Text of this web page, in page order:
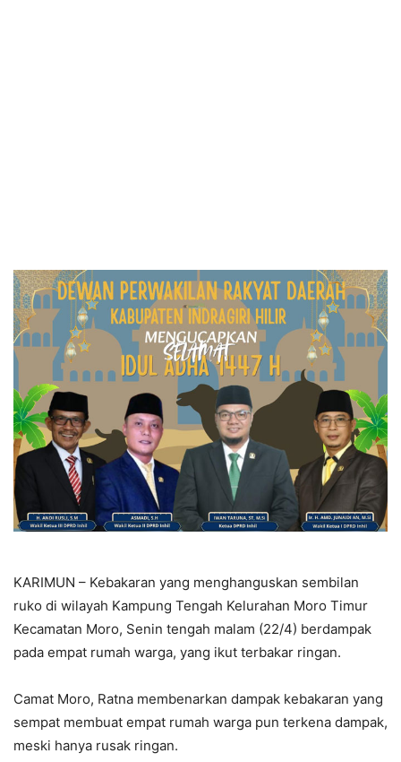
KARIMUN – Kebakaran yang menghanguskan sembilan
ruko di wilayah Kampung Tengah Kelurahan Moro Timur
Kecamatan Moro, Senin tengah malam (22/4) berdampak
pada empat rumah warga, yang ikut terbakar ringan.
Camat Moro, Ratna membenarkan dampak kebakaran yang
sempat membuat empat rumah warga pun terkena dampak,
meski hanya rusak ringan.